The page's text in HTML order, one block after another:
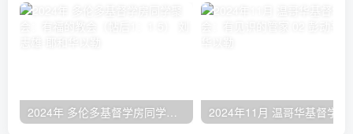
2024年 多伦多基督学房同学聚会：有福的教会（帖后1：1-5） 刘志雄